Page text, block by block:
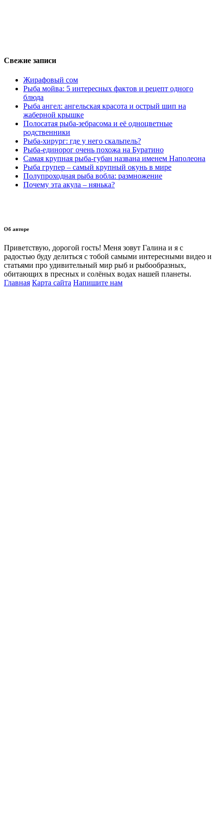
Свежие записи
Жирафовый сом
Рыба мойва: 5 интересных фактов и рецепт одного
блюда
Рыба ангел: ангельская красота и острый шип на
жаберной крышке
Полосатая рыба-зебрасома и её одноцветные
родственники
Рыба-хирург: где у него скальпель?
Рыба-единорог очень похожа на Буратино
Самая крупная рыба-губан названа именем Наполеона
Рыба групер – самый крупный окунь в мире
Полупроходная рыба вобла: размножение
Почему эта акула – нянька?
Об авторе
Приветствую, дорогой гость! Меня зовут Галина и я с
радостью буду делиться с тобой самыми интересными видео и
статьями про удивительный мир рыб и рыбообразных,
обитающих в пресных и солёных водах нашей планеты.
Главная Карта сайта Напишите нам